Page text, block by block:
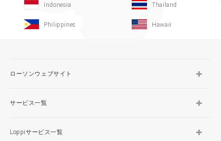
Indonesia Thailand
Philippines Hawaii
ローソンウェブサイト
サービス一覧
Loppiサービス一覧